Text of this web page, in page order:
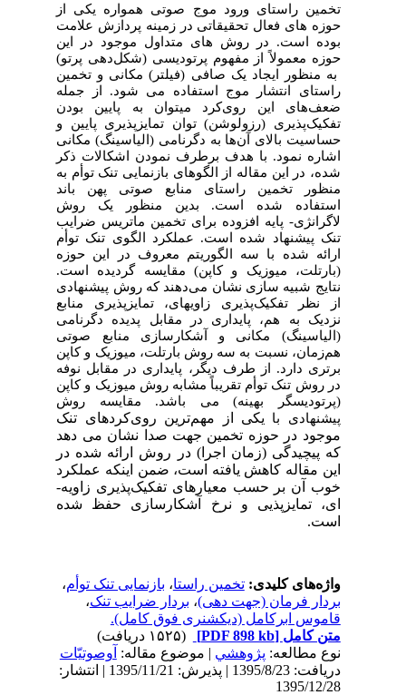
تخمین راستای ورود موج صوتی همواره یکی از
حوزه ­های فعال تحقیقاتی در زمینه پردازش علامت
بوده است. در روش­ های متداول موجود در این
حوزه معمولاً از مفهوم پرتودیسی (شکل‌دهی پرتو)
به منظور ایجاد یک صافی (فیلتر) مکانی و تخمین
راستای انتشار موج استفاده می­ شود. از جمله
ضعف‌های این روی‌کرد می­توان به پایین بودن
تفکیک‌پذیری (رزولوشن) توان تمایزپذیری پایین و
حساسیت بالای آن‌ها به دگرنامی (الیاسینگ) مکانی
اشاره نمود. با هدف برطرف نمودن اشکالات ذکر
شده، در این مقاله از الگو­های بازنمایی تنک توأم به
منظور تخمین راستای منابع صوتی پهن ­باند
استفاده شده است. بدین منظور یک روش
لاگرانژی- پایه افزوده برای تخمین ماتریس ضرایب
تنک پیشنهاد شده است. عملکرد الگوی تنک توأم
ارائه شده با سه الگوریتم معروف در این حوزه
(بارتلت، میوزیک و کاپن) مقایسه گردیده است.
نتایج شبیه­ سازی نشان می‌دهند که روش پیشنهادی
از نظر تفکیک‌پذیری زاویه­ای، تمایزپذیری منابع
نزدیک به هم، پایداری در مقابل پدیده دگرنامی
(الیاسینگ) مکانی و آشکارسازی منابع صوتی
هم‌زمان، نسبت به سه روش بارتلت، میوزیک و کاپن
برتری دارد. از طرف دیگر، پایداری در مقابل نوفه
در روش تنک توأم تقریباً مشابه روش میوزیک و کاپن
(پرتودیسگر بهینه) می­ باشد. مقایسه روش
پیشنهادی بایکی از مهم‌ترین روی‌کردهای تنک
موجود در حوزه تخمین جهت­ صدا نشان می­ دهد
که پیچیدگی (زمان اجرا) در روش ارائه شده در
این مقاله کاهش یافته است، ضمن اینکه عملکرد
خوب آن بر حسب معیار­های تفکیک‌پذیری زاویه­
ای، تمایزپذیی و نرخ آشکارسازی حفظ شده
است­.
واژه‌های کلیدی:تخمین راستا،بازنمایی تنک توأم ،
بردار فرمان (جهت دهی) ،بردار ضرایب تنک،
قاموس ابرکامل (دیکشنری فوق کامل).
متن کامل[PDF 898 kb]
نوع مطالعه:پژوهشي| موضوع مقاله:آوصوتیّات
دریافت: 1395/8/23 | پذیرش: 1395/11/21 | انتشار:
1395/12/28